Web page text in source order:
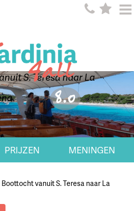
S. Teresa naar La
8.0
PRIJZEN MENINGEN
Boottocht vanuit S. Teresa naar La